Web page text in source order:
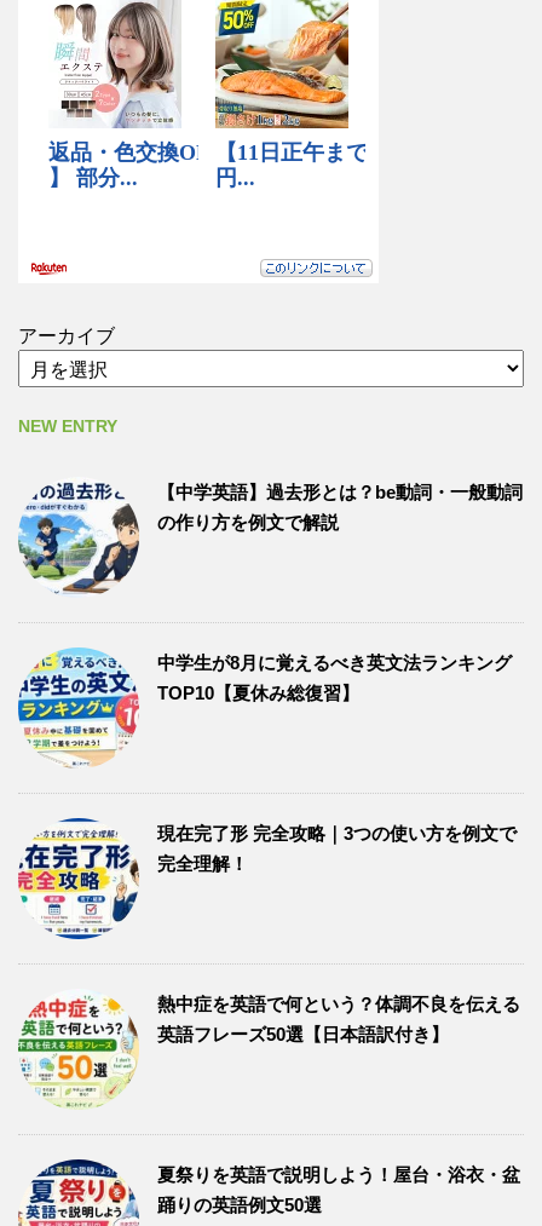
アーカイブ
NEW ENTRY
【中学英語】過去形とは？be動詞・一般動詞
の作り方を例文で解説
中学生が8月に覚えるべき英文法ランキング
TOP10【夏休み総復習】
現在完了形 完全攻略｜3つの使い方を例文で
完全理解！
熱中症を英語で何という？体調不良を伝える
英語フレーズ50選【日本語訳付き】
夏祭りを英語で説明しよう！屋台・浴衣・盆
踊りの英語例文50選